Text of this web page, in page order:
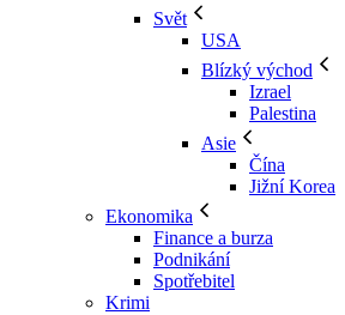
Svět
USA
Blízký východ
Izrael
Palestina
Asie
Čína
Jižní Korea
Ekonomika
Finance a burza
Podnikání
Spotřebitel
Krimi